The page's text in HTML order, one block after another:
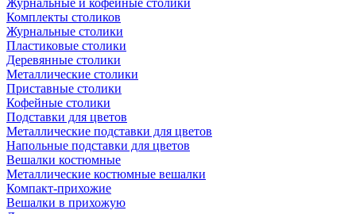
Журнальные и кофейные столики
Комплекты столиков
Журнальные столики
Пластиковые столики
Деревянные столики
Металлические столики
Приставные столики
Кофейные столики
Подставки для цветов
Металлические подставки для цветов
Напольные подставки для цветов
Вешалки костюмные
Металлические костюмные вешалки
Компакт-прихожие
Вешалки в прихожую